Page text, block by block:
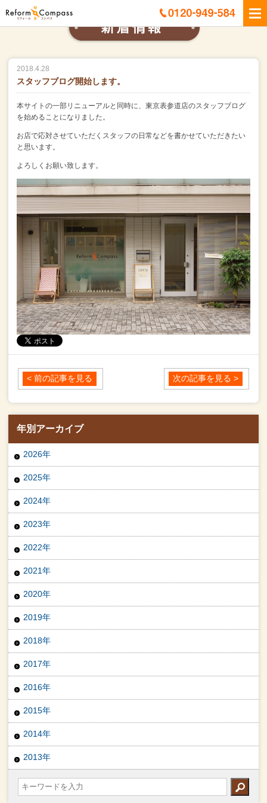
2018.4.28
スタッフブログ開始します。
本サイトの一部リニューアルと同時に、東京表参道店のスタッフブログ
を始めることになりました。
お店で応対させていただくスタッフの日常などを書かせていただきたい
と思います。
よろしくお願い致します。
< 前の記事を見る 次の記事を見る >
年別アーカイブ
2026年
2025年
2024年
2023年
2022年
2021年
2020年
2019年
2018年
2017年
2016年
2015年
2014年
2013年